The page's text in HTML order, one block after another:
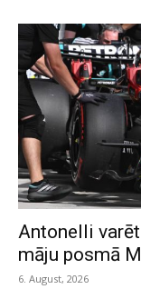
Antonelli
māju posmā
6. August, 2026